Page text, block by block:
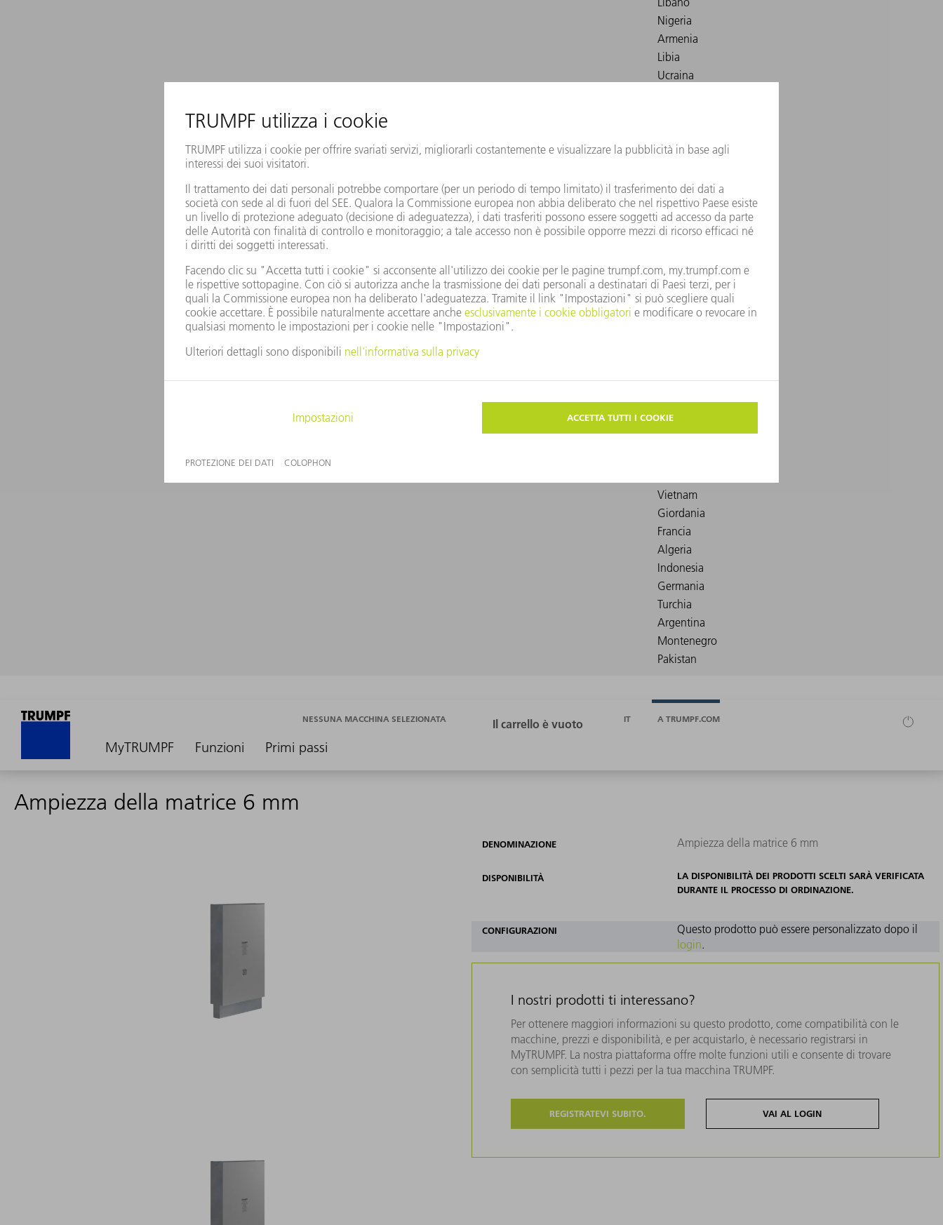
MyTRUMPF Funzioni Primi passi
NESSUNA MACCHINA SELEZIONATA IT A TRUMPF.COM
Ampiezza della matrice 6 mm
DENOMINAZIONE Ampiezza della matrice 6 mm
DISPONIBILITÀ
LA DISPONIBILITÀ DEI PRODOTTI SCELTI SARÀ VERIFICATA
DURANTE IL PROCESSO DI ORDINAZIONE.
CONFIGURAZIONI
Questo prodotto può essere personalizzato dopo il
login.
I nostri prodotti ti interessano?
Per ottenere maggiori informazioni su questo prodotto, come compatibilità con le
macchine, prezzi e disponibilità, e per acquistarlo, è necessario registrarsi in
MyTRUMPF. La nostra piattaforma offre molte funzioni utili e consente di trovare
con semplicità tutti i pezzi per la tua macchina TRUMPF.
REGISTRATEVI SUBITO. VAI AL LOGIN